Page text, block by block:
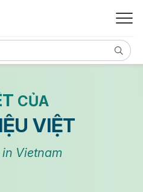
CỦA
VIỆT
Vietnam